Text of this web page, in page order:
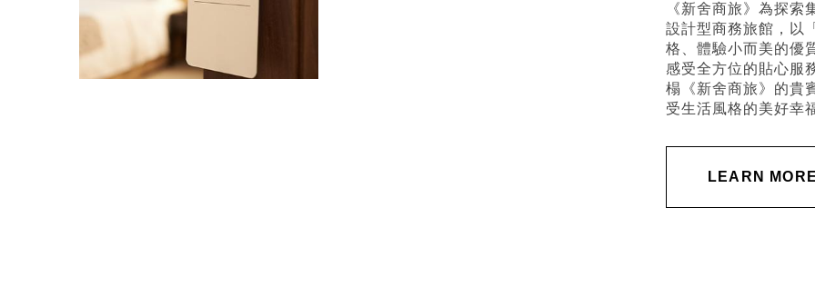
《新舍商旅》為探
設計型商務旅館，以
格、體驗小而美的優
感受全方位的貼心服
榻《新舍商旅》的貴
受生活風格的美好幸
LEARN